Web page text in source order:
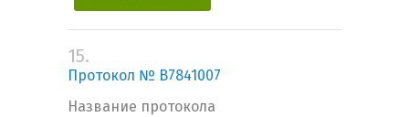
15.
Протокол № B7841007
Название протокола